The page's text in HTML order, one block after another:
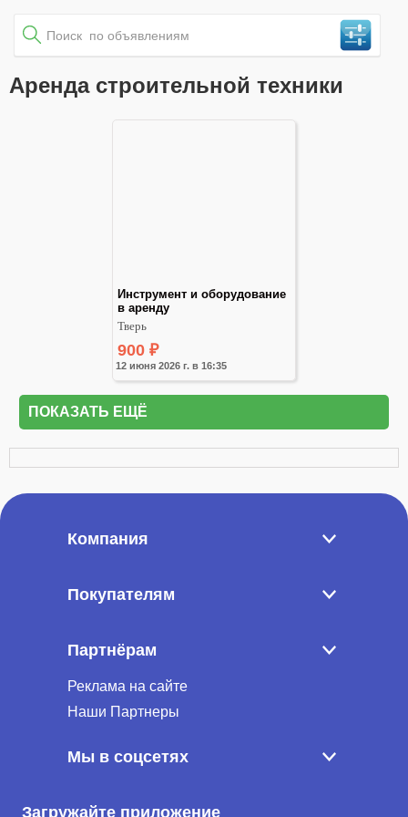
Аренда строительной техники
12 июня 2026 г. в 16:35
Инструмент и оборудование
в аренду
Тверь
900 ₽
ПОКАЗАТЬ ЕЩЁ
Компания
Покупателям
Партнёрам
Реклама на сайте
Наши Партнеры
Мы в соцсетях
Загружайте приложение